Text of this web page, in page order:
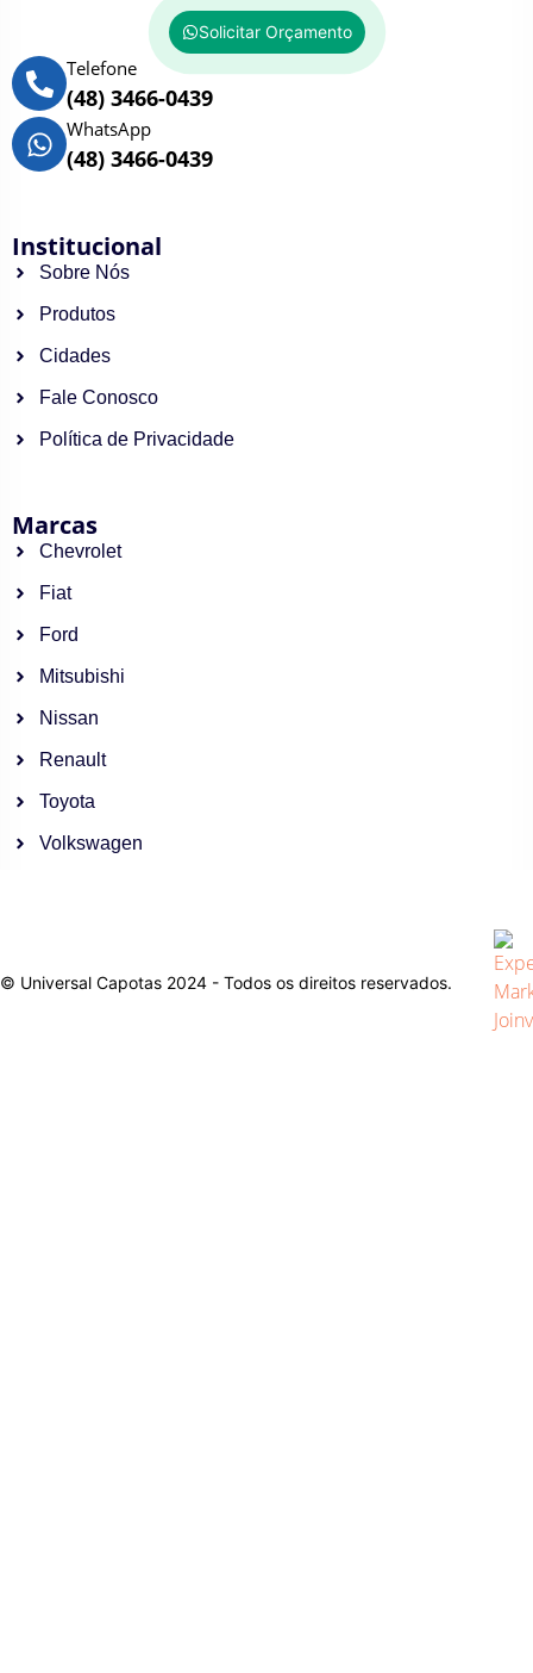
Solicitar Orçamento
Telefone
(48) 3466-0439
WhatsApp
(48) 3466-0439
Institucional
Sobre Nós
Produtos
Cidades
Fale Conosco
Política de Privacidade
Marcas
Chevrolet
Fiat
Ford
Mitsubishi
Nissan
Renault
Toyota
Volkswagen
© Universal Capotas 2024 - Todos os direitos reservados.